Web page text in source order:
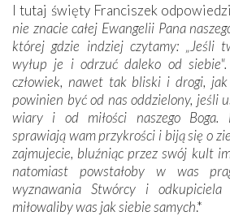
I tutaj święty Franciszek
nie znacie całej Ewangelii Pana
której gdzie indziej czytamy: „Jeśli
wyłup je i odrzuć daleko od
człowiek, nawet tak bliski i drogi, jak
powinien być od nas oddzielony, jeśli
wiary i od miłości naszego Boga.
sprawiają wam przykrości i biją się o
zajmujecie, bluźniąc przez swój kult
natomiast powstałoby w was
wyznawania Stwórcy i odkupiciela
miłowaliby was jak siebie samych.*